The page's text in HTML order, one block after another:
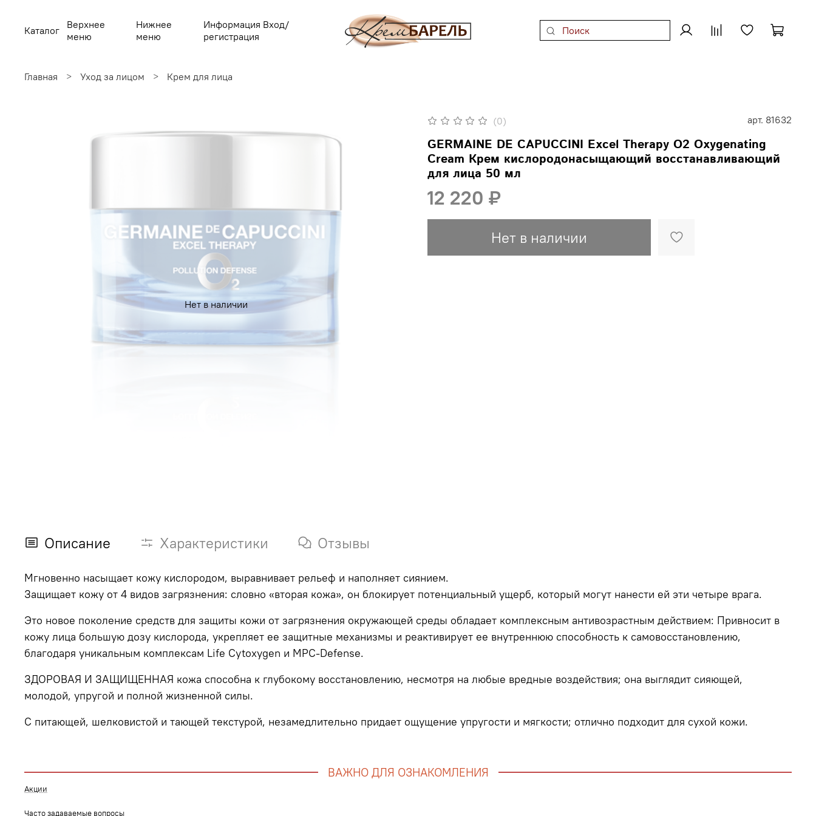
Каталог
Верхнее
меню
Нижнее
меню
Информация Вход/
регистрация
Главная Уход за лицом Крем для лица
Нет в наличии
(0) арт. 81632
GERMAINE DE CAPUCCINI Excel Therapy O2 Oxygenating
Cream Крем кислородонасыщающий восстанавливающий
для лица 50 мл
12 220 ₽
Нет в наличии
Описание Характеристики Отзывы
Мгновенно насыщает кожу кислородом, выравнивает рельеф и наполняет сиянием.
Защищает кожу от 4 видов загрязнения: словно «вторая кожа», он блокирует потенциальный ущерб, который могут нанести ей эти четыре врага.
Это новое поколение средств для защиты кожи от загрязнения окружающей среды обладает комплексным антивозрастным действием: Привносит в
кожу лица большую дозу кислорода, укрепляет ее защитные механизмы и реактивирует ее внутреннюю способность к самовосстановлению,
благодаря уникальным комплексам Life Cytoxygen и MPC-Defense.
ЗДОРОВАЯ И ЗАЩИЩЕННАЯ кожа способна к глубокому восстановлению, несмотря на любые вредные воздействия; она выглядит сияющей,
молодой, упругой и полной жизненной силы.
С питающей, шелковистой и тающей текстурой, незамедлительно придает ощущение упругости и мягкости; отлично подходит для сухой кожи.
ВАЖНО ДЛЯ ОЗНАКОМЛЕНИЯ
Акции
Часто задаваемые вопросы